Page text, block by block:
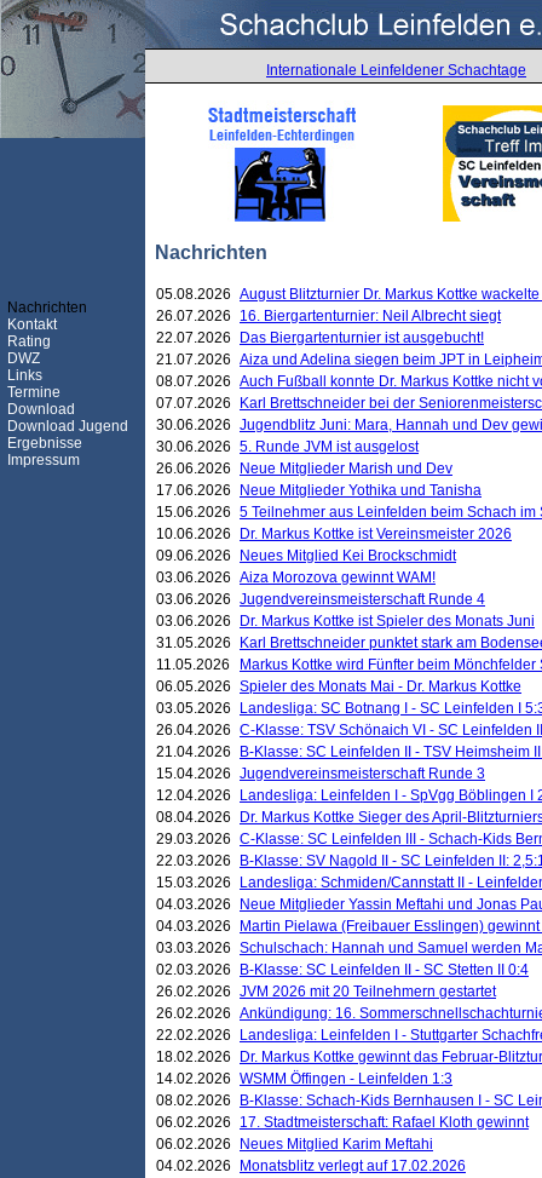
Internationale Leinfeldener Schachtage
Nachrichten
Nachrichten
Kontakt
Rating
DWZ
Links
Termine
Download
Download Jugend
Ergebnisse
Impressum
05.08.2026 August Blitzturnier Dr. Markus Kottke
26.07.2026
16. Biergartenturnier: Neil Albrecht siegt
22.07.2026
Das Biergartenturnier ist ausgebucht!
21.07.2026 Aiza und Adelina siegen beim JPT in
08.07.2026 Auch Fußball konnte Dr. Markus Kottke nicht
07.07.2026
Karl Brettschneider bei der
30.06.2026 Jugendblitz Juni: Mara, Hannah und Dev
30.06.2026 5. Runde JVM ist ausgelost
26.06.2026
Neue Mitglieder Marish und Dev
17.06.2026
Neue Mitglieder Yothika und Tanisha
15.06.2026 5 Teilnehmer aus Leinfelden beim Schach
10.06.2026
Dr. Markus Kottke ist Vereinsmeister 2026
09.06.2026
Neues Mitglied Kei Brockschmidt
03.06.2026 Aiza Morozova gewinnt WAM!
03.06.2026 Jugendvereinsmeisterschaft Runde 4
03.06.2026
Dr. Markus Kottke ist Spieler des Monats Juni
31.05.2026
Karl Brettschneider punktet stark am
11.05.2026
Markus Kottke wird Fünfter beim
06.05.2026 Spieler des Monats Mai - Dr. Markus Kottke
03.05.2026
Landesliga: SC Botnang I - SC Leinfelden I
26.04.2026 C-Klasse: TSV Schönaich VI - SC Leinfelden
21.04.2026
B-Klasse: SC Leinfelden II - TSV Heimsheim
15.04.2026 Jugendvereinsmeisterschaft Runde 3
12.04.2026
Landesliga: Leinfelden I - SpVgg Böblingen I
08.04.2026
Dr. Markus Kottke Sieger des April-
29.03.2026 C-Klasse: SC Leinfelden III - Schach-Kids
22.03.2026
B-Klasse: SV Nagold II - SC Leinfelden II:
15.03.2026
Landesliga: Schmiden/Cannstatt II -
04.03.2026
Neue Mitglieder Yassin Meftahi und Jonas
04.03.2026
Martin Pielawa (Freibauer Esslingen)
03.03.2026 Schulschach: Hannah und Samuel werden
02.03.2026
B-Klasse: SC Leinfelden II - SC Stetten II 0:4
26.02.2026 JVM 2026 mit 20 Teilnehmern gestartet
26.02.2026 Ankündigung: 16.
22.02.2026
Landesliga: Leinfelden I - Stuttgarter
18.02.2026
Dr. Markus Kottke gewinnt das Februar-
14.02.2026 WSMM Öffingen - Leinfelden 1:3
08.02.2026
B-Klasse: Schach-Kids Bernhausen I - SC
06.02.2026
17. Stadtmeisterschaft: Rafael Kloth gewinnt
06.02.2026
Neues Mitglied Karim Meftahi
04.02.2026
Monatsblitz verlegt auf 17.02.2026